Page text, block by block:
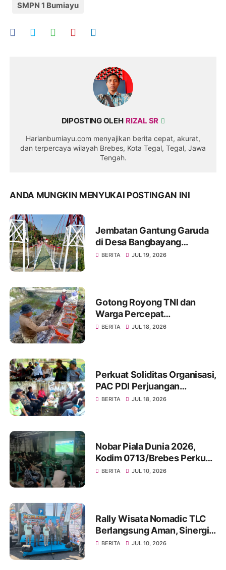
SMPN 1 Bumiayu
DIPOSTING OLEH RIZAL SR
Harianbumiayu.com menyajikan berita cepat, akurat,
dan terpercaya wilayah Brebes, Kota Tegal, Tegal, Jawa
Tengah.
ANDA MUNGKIN MENYUKAI POSTINGAN INI
Jembatan Gantung Garuda
di Desa Bangbayang
Rampung Dibangun, Simbol
BERITA JUL 19, 2026
Gotong Royong TNI dan
Warga Percepat
Pembangunan Jembatan
BERITA JUL 18, 2026
Perkuat Soliditas Organisasi,
PAC PDI Perjuangan
Bumiayu Gelar Silaturahmi
BERITA JUL 18, 2026
Nobar Piala Dunia 2026,
Kodim 0713/Brebes Perkuat
Kemanunggalan TNI-Rakyat
BERITA JUL 10, 2026
Rally Wisata Nomadic TLC
Berlangsung Aman, Sinergi
Polres Brebes dan Instansi
BERITA JUL 10, 2026